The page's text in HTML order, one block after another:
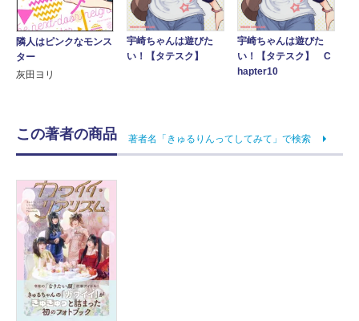
隣人はピンクなモンス
ター
灰田ヨリ
宇崎ちゃんは遊びた
い！【タテスク】
宇崎ちゃんは遊びた
い！【タテスク】 C
hapter10
この著者の商品 著者名「きゅるりんってしてみて」で検索